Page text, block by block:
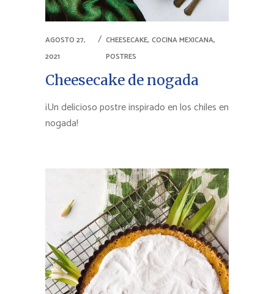
AGOSTO 27,
2021
CHEESECAKE, COCINA MEXICANA,
POSTRES
Cheesecake de nogada
¡Un delicioso postre inspirado en los chiles en
nogada!